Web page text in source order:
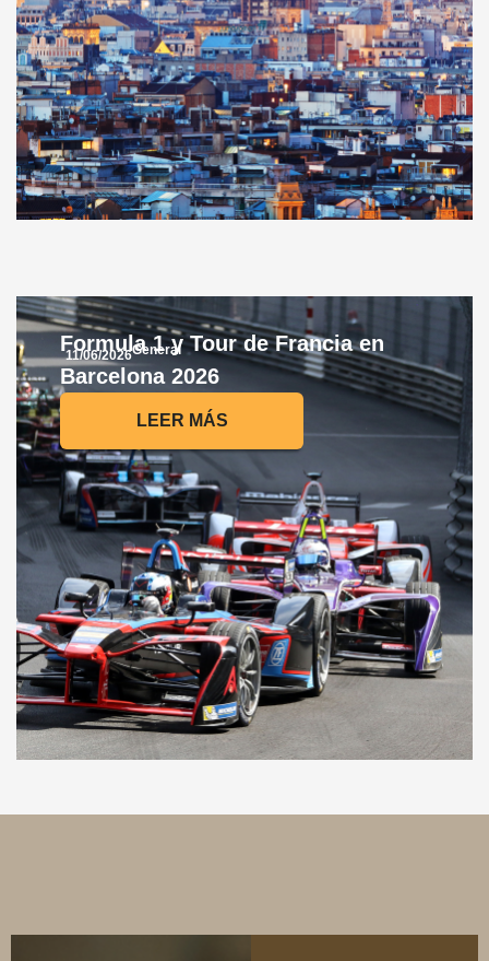
11/06/2026General
Formula 1 y Tour de Francia en
Barcelona 2026
LEER MÁS